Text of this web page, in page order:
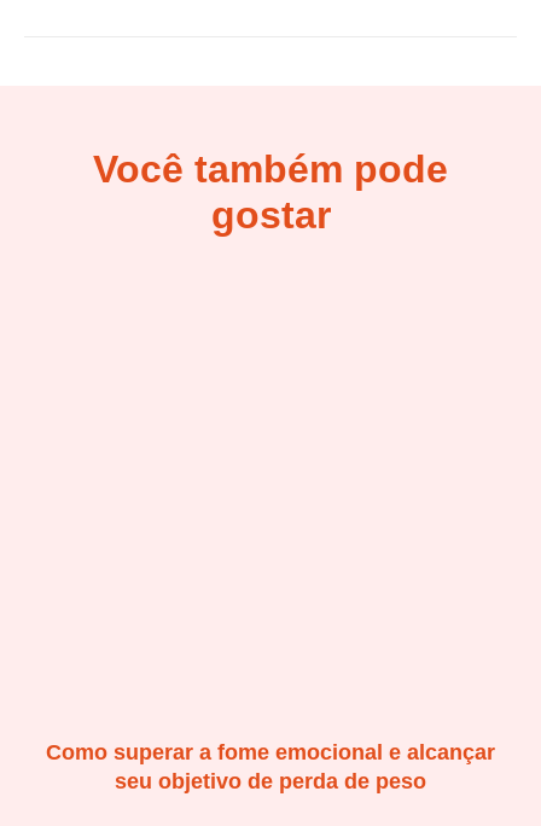
Você também pode
gostar
Como superar a fome emocional e alcançar
seu objetivo de perda de peso